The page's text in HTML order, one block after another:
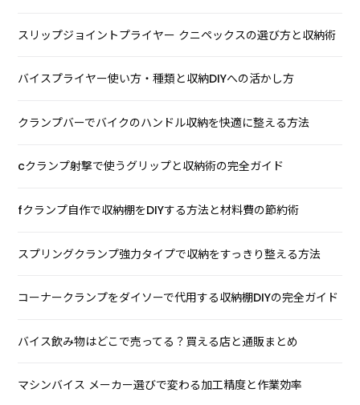
スリップジョイントプライヤー クニペックスの選び方と収納術
バイスプライヤー使い方・種類と収納DIYへの活かし方
クランプバーでバイクのハンドル収納を快適に整える方法
cクランプ射撃で使うグリップと収納術の完全ガイド
fクランプ自作で収納棚をDIYする方法と材料費の節約術
スプリングクランプ強力タイプで収納をすっきり整える方法
コーナークランプをダイソーで代用する収納棚DIYの完全ガイド
バイス飲み物はどこで売ってる？買える店と通販まとめ
マシンバイス メーカー選びで変わる加工精度と作業効率